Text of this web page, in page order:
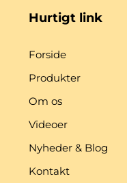
Hurtigt link
Forside
Produkter
Om os
Videoer
Nyheder & Blog
Kontakt